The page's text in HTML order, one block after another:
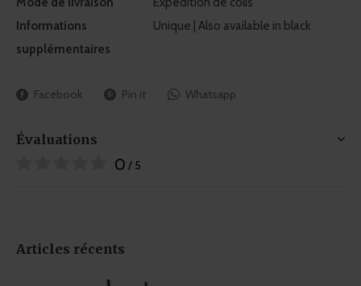
Informations
supplémentaires
Unique | Also available in black
Facebook Pin it Whatsapp
Évaluations
0 / 5
Articles récents